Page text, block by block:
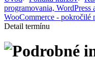
programovania, WordPress
WooCommerce - pokročilé
Detail termínu